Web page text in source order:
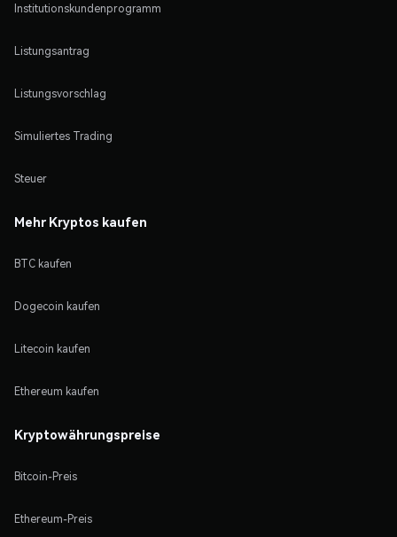
Institutionskundenprogramm
Listungsantrag
Listungsvorschlag
Simuliertes Trading
Steuer
Mehr Kryptos kaufen
BTC kaufen
Dogecoin kaufen
Litecoin kaufen
Ethereum kaufen
Kryptowährungspreise
Bitcoin-Preis
Ethereum-Preis